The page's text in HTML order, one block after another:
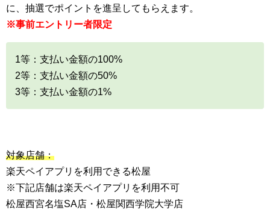
に、抽選でポイントを進呈してもらえます。
※事前エントリー者限定
1等：支払い金額の100%
2等：支払い金額の50%
3等：支払い金額の1%
対象店舗：
楽天ペイアプリを利用できる松屋
※下記店舗は楽天ペイアプリを利用不可
松屋西宮名塩SA店・松屋関西学院大学店